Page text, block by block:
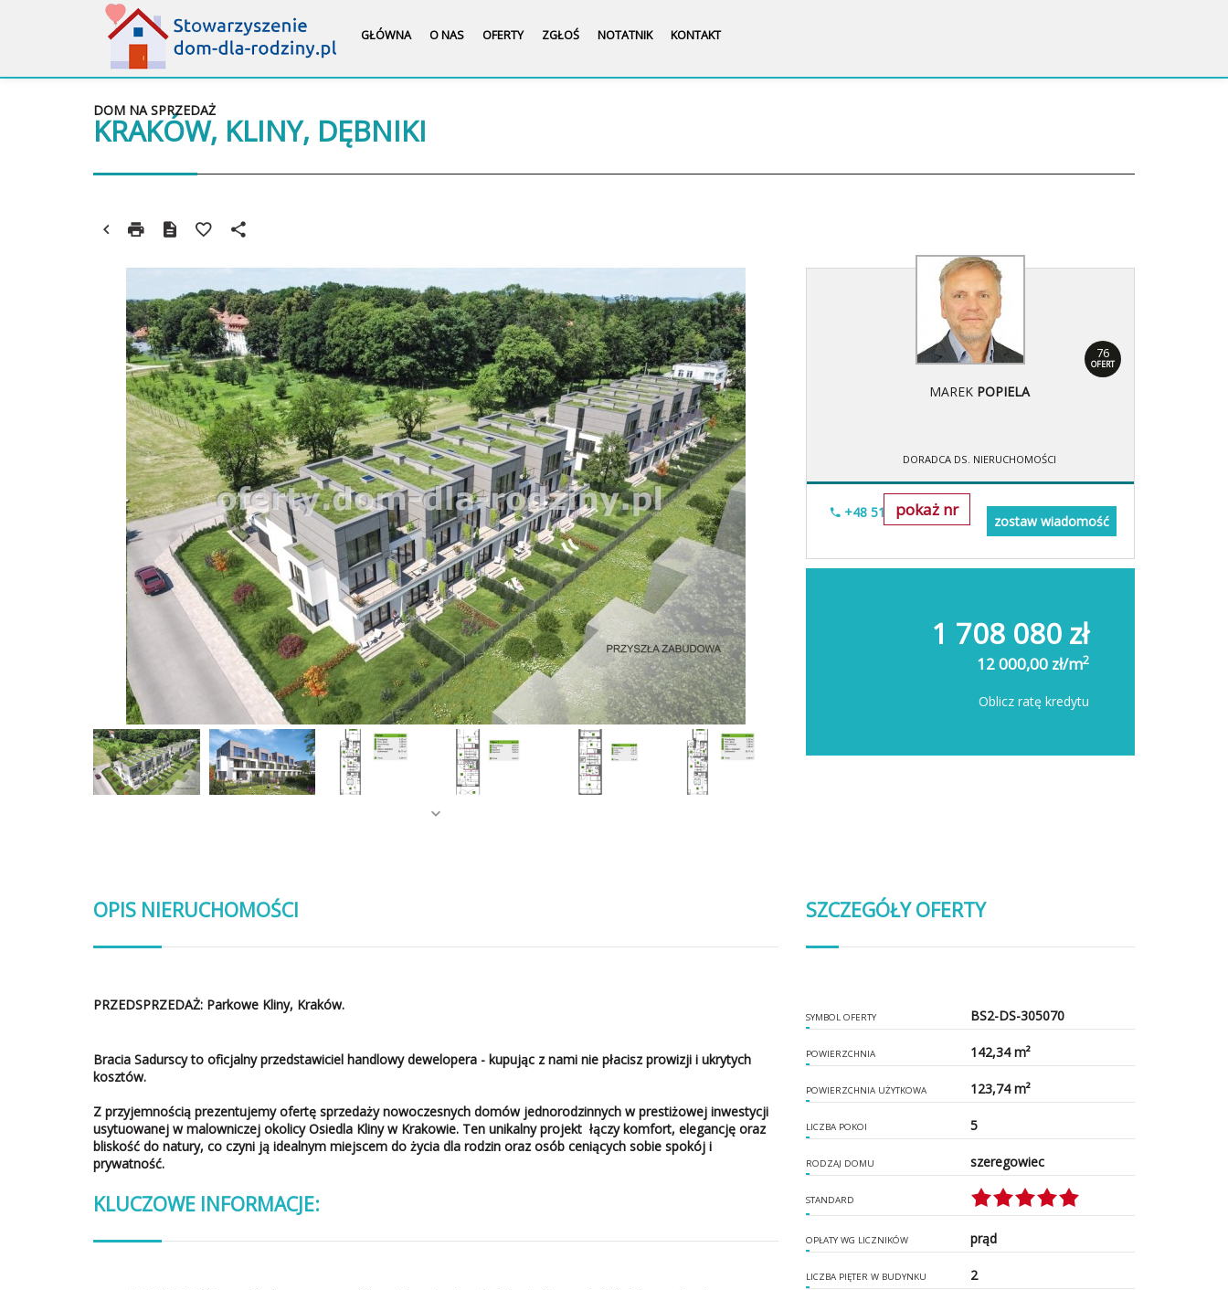
GŁÓWNA O NAS OFERTY ZGŁOŚ NOTATNIK KONTAKT
KRAKÓW, KLINY, DĘBNIKI
DOM NA SPRZEDAŻ
76
OFERT
MAREK POPIELA
DORADCA DS. NIERUCHOMOŚCI
pokaż nr
+48 518-967-677
zostaw wiadomość
1 708 080 zł
12 000,00 zł/m2
Oblicz ratę kredytu
OPIS NIERUCHOMOŚCI
PRZEDSPRZEDAŻ: Parkowe Kliny, Kraków.
Bracia Sadurscy to oficjalny przedstawiciel handlowy dewelopera - kupując z nami nie płacisz prowizji i ukrytych
kosztów.
Z przyjemnością prezentujemy ofertę sprzedaży nowoczesnych domów jednorodzinnych w prestiżowej inwestycji
usytuowanej w malowniczej okolicy Osiedla Kliny w Krakowie. Ten unikalny projekt łączy komfort, elegancję oraz
bliskość do natury, co czyni ją idealnym miejscem do życia dla rodzin oraz osób ceniących sobie spokój i
prywatność.
KLUCZOWE INFORMACJE:
SZCZEGÓŁY OFERTY
SYMBOL OFERTY BS2-DS-305070
POWIERZCHNIA 142,34 m²
POWIERZCHNIA UŻYTKOWA 123,74 m²
LICZBA POKOI 5
RODZAJ DOMU szeregowiec
STANDARD
OPŁATY WG LICZNIKÓW prąd
LICZBA PIĘTER W BUDYNKU 2